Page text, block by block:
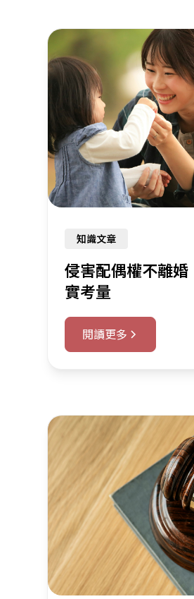
知識文章
侵害配偶權不離
實考量
閱讀更多